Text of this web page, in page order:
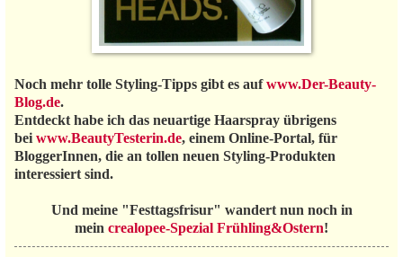
Noch mehr tolle Styling-Tipps gibt es aufwww.Der-Beauty-
Blog.de.
Entdeckt habe ich das neuartige Haarspray übrigens
bei www.BeautyTesterin.de, einem Online-Portal, für
BloggerInnen, die an tollen neuen Styling-Produkten
interessiert sind.
Und meine "Festtagsfrisur" wandert nun noch in
mein crealopee-Spezial Frühling&Ostern!